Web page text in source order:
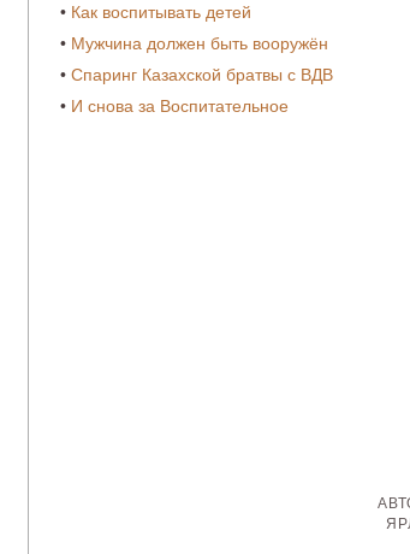
• Как воспитывать детей
• Мужчина должен быть вооружён
• Спаринг Казахской братвы с ВДВ
• И снова за Воспитательное